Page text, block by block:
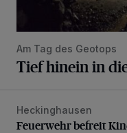
Am Tag des Geotops
Tief hinein in
Feuerwehr befreit
Heckinghausen
Feuerwehr befreit